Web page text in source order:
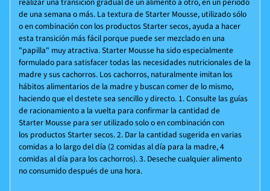
de una semana o más. La textura de Starter Mousse, utilizado sólo
o en combinación con los productos Starter secos, ayuda a hacer
esta transición más fácil porque puede ser mezclado en una
"papilla" muy atractiva. Starter Mousse ha sido especialmente
formulado para satisfacer todas las necesidades nutricionales de la
madre y sus cachorros. Los cachorros, naturalmente imitan los
hábitos alimentarios de la madre y buscan comer de lo mismo,
haciendo que el destete sea sencillo y directo. 1. Consulte las guías
de racionamiento a la vuelta para confirmar la cantidad de
Starter Mousse para ser utilizado solo o en combinación con
los productos Starter secos. 2. Dar la cantidad sugerida en varias
comidas a lo largo del día (2 comidas al día para la madre, 4
comidas al día para los cachorros). 3. Deseche cualquier alimento
no consumido después de una hora.